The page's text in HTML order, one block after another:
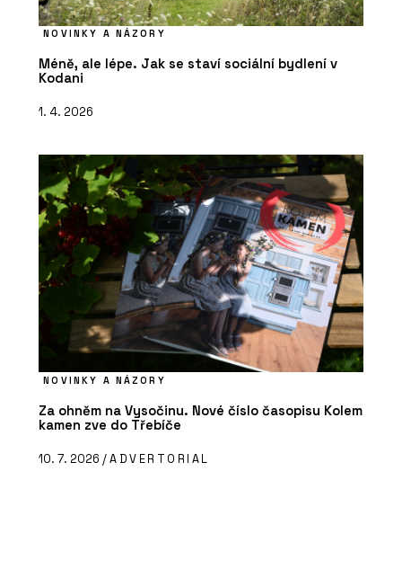
NOVINKY A NÁZORY
Méně, ale lépe. Jak se staví sociální bydlení v
Kodani
1. 4. 2026
NOVINKY A NÁZORY
Za ohněm na Vysočinu. Nové číslo časopisu Kolem
kamen zve do Třebíče
10. 7. 2026 /ADVERTORIAL